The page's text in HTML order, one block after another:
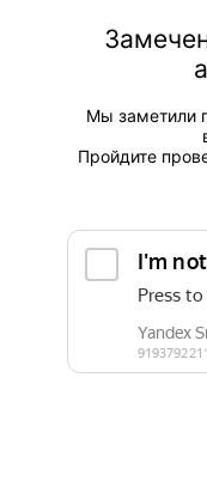
Мы заметили
Пройдите